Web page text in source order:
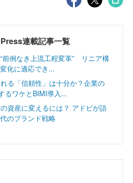
連載記事一覧
前例なき上流工程変革” リニア構
化に適応でき...
る「信頼性」は十分か？企業の
るワケとBIMI導入...
資産に変えるには？ アドビが語
のブランド戦略